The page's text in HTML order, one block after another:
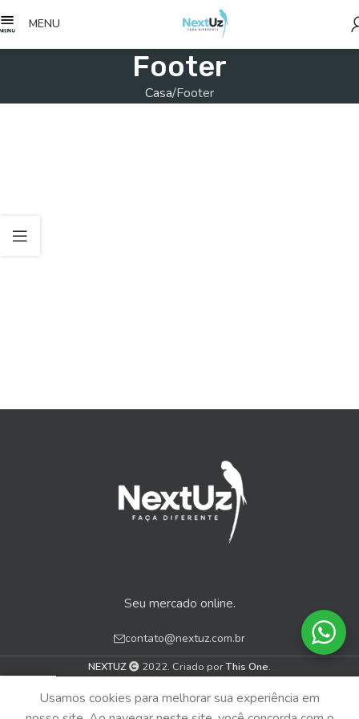
MENU
Footer
Casa Footer
Seu mercado online.
contato@nextuz.com.br
NEXTUZ 2022. Criado porThis One.
Usamos cookies para melhorar sua experiência em